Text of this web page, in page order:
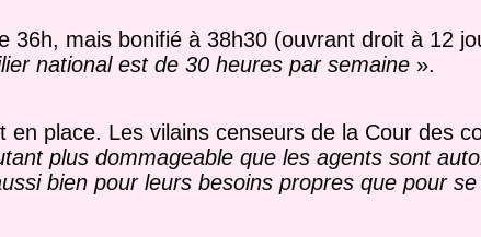
36h, mais bonifié à 38h30 (ouvrant droit à 12
national est de 30 heures par semaine».
en place. Les vilains censeurs de la Cour des
plus dommageable que les agents sont
bien pour leurs besoins propres que pour